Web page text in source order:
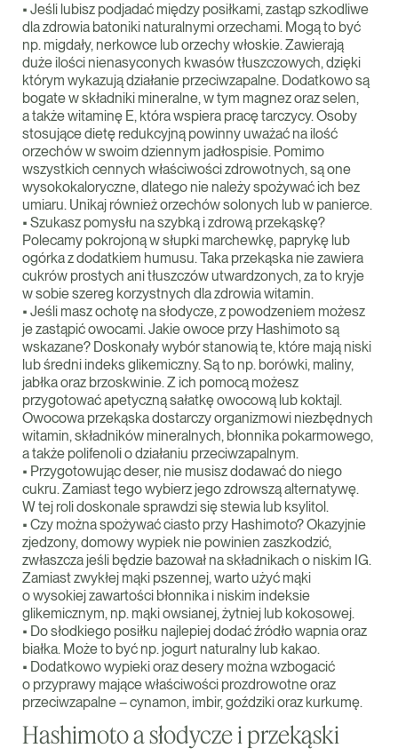
• Jeśli lubisz podjadać między posiłkami, zastąp szkodliwe
dla zdrowia batoniki naturalnymi orzechami. Mogą to być
np. migdały, nerkowce lub orzechy włoskie. Zawierają
duże ilości nienasyconych kwasów tłuszczowych, dzięki
którym wykazują działanie przeciwzapalne. Dodatkowo są
bogate w składniki mineralne, w tym magnez oraz selen,
a także witaminę E, która wspiera pracę tarczycy. Osoby
stosujące dietę redukcyjną powinny uważać na ilość
orzechów w swoim dziennym jadłospisie. Pomimo
wszystkich cennych właściwości zdrowotnych, są one
wysokokaloryczne, dlatego nie należy spożywać ich bez
umiaru. Unikaj również orzechów solonych lub w panierce.
• Szukasz pomysłu na szybką i zdrową przekąskę?
Polecamy pokrojoną w słupki marchewkę, paprykę lub
ogórka z dodatkiem humusu. Taka przekąska nie zawiera
cukrów prostych ani tłuszczów utwardzonych, za to kryje
w sobie szereg korzystnych dla zdrowia witamin.
• Jeśli masz ochotę na słodycze, z powodzeniem możesz
je zastąpić owocami. Jakie owoce przy Hashimoto są
wskazane? Doskonały wybór stanowią te, które mają niski
lub średni indeks glikemiczny. Są to np. borówki, maliny,
jabłka oraz brzoskwinie. Z ich pomocą możesz
przygotować apetyczną sałatkę owocową lub koktajl.
Owocowa przekąska dostarczy organizmowi niezbędnych
witamin, składników mineralnych, błonnika pokarmowego,
a także polifenoli o działaniu przeciwzapalnym.
• Przygotowując deser, nie musisz dodawać do niego
cukru. Zamiast tego wybierz jego zdrowszą alternatywę.
W tej roli doskonale sprawdzi się stewia lub ksylitol.
• Czy można spożywać ciasto przy Hashimoto? Okazyjnie
zjedzony, domowy wypiek nie powinien zaszkodzić,
zwłaszcza jeśli będzie bazował na składnikach o niskim IG.
Zamiast zwykłej mąki pszennej, warto użyć mąki
o wysokiej zawartości błonnika i niskim indeksie
glikemicznym, np. mąki owsianej, żytniej lub kokosowej.
• Do słodkiego posiłku najlepiej dodać źródło wapnia oraz
białka. Może to być np. jogurt naturalny lub kakao.
• Dodatkowo wypieki oraz desery można wzbogacić
o przyprawy mające właściwości prozdrowotne oraz
przeciwzapalne – cynamon, imbir, goździki oraz kurkumę.
Hashimoto a słodycze i przekąski